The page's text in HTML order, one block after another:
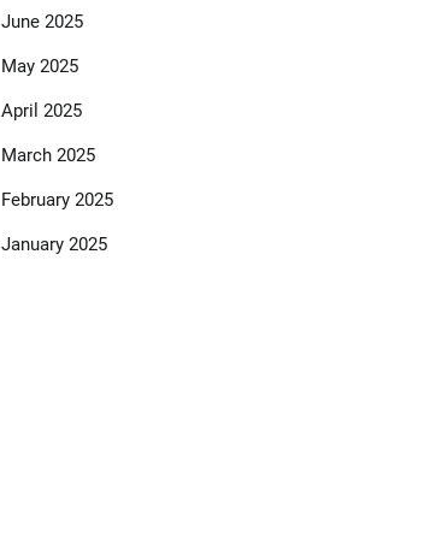
June 2025
May 2025
April 2025
March 2025
February 2025
January 2025